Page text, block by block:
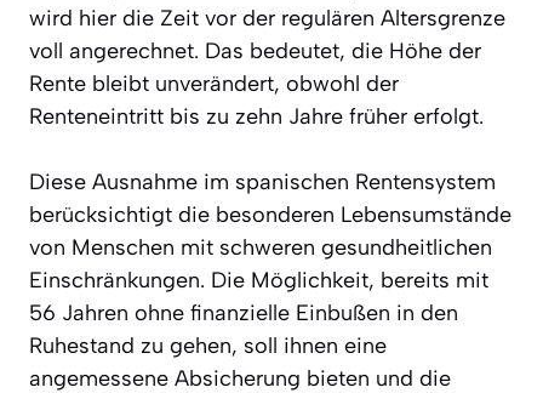
wird hier die Zeit vor der regulären Altersgrenze
voll angerechnet. Das bedeutet, die Höhe der
Rente bleibt unverändert, obwohl der
Renteneintritt bis zu zehn Jahre früher erfolgt.
Diese Ausnahme im spanischen Rentensystem
berücksichtigt die besonderen Lebensumstände
von Menschen mit schweren gesundheitlichen
Einschränkungen. Die Möglichkeit, bereits mit
56 Jahren ohne finanzielle Einbußen in den
Ruhestand zu gehen, soll ihnen eine
angemessene Absicherung bieten und die